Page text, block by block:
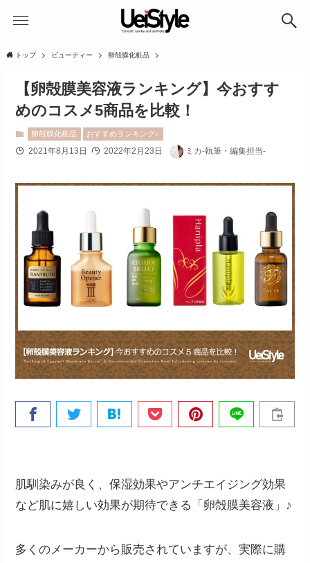
トップ ビューティー 卵殻膜化粧品
【卵殻膜美容液ランキング】今おすす
めのコスメ5商品を比較！
卵殻膜化粧品 おすすめランキング♪
2021年8月13日 2022年2月23日 ミカ-執筆・編集担当-
肌馴染みが良く、保湿効果やアンチエイジング効果
など肌に嬉しい効果が期待できる「卵殻膜美容液」♪
多くのメーカーから販売されていますが、実際に購